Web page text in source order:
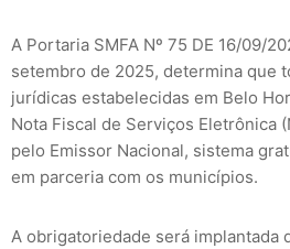
A Portaria SMFA Nº 75 DE 16/09/
setembro de 2025, determina que
jurídicas estabelecidas em Belo
Nota Fiscal de Serviços Eletrônica
pelo Emissor Nacional, sistema
em parceria com os municípios.
A obrigatoriedade será implantada